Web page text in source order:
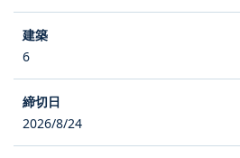
6
2026/8/24